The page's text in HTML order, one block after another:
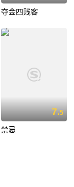
夺金四贱客
7.5
禁忌